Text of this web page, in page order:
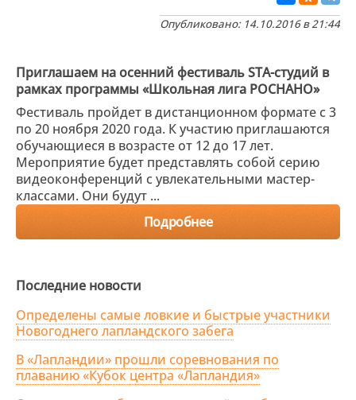
Опубликовано: 14.10.2016 в 21:44
Приглашаем на осенний фестиваль STA-студий в
рамках программы «Школьная лига РОСНАНО»
Фестиваль пройдет в дистанционном формате с 3
по 20 ноября 2020 года. К участию приглашаются
обучающиеся в возрасте от 12 до 17 лет.
Мероприятие будет представлять собой серию
видеоконференций с увлекательными мастер-
классами. Они будут ...
Подробнее
Последние новости
Определены самые ловкие и быстрые участники
Новогоднего лапландского забега
В «Лапландии» прошли соревнования по
плаванию «Кубок центра «Лапландия»